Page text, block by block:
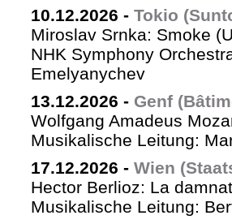
10.12.2026 - Tokio
Miroslav Srnka: Smoke
NHK Symphony
Emelyanychev
13.12.2026 - Genf
Wolfgang Amadeus
Musikalische Leitung:
17.12.2026 - Wien
Hector Berlioz: La
Musikalische Leitung: